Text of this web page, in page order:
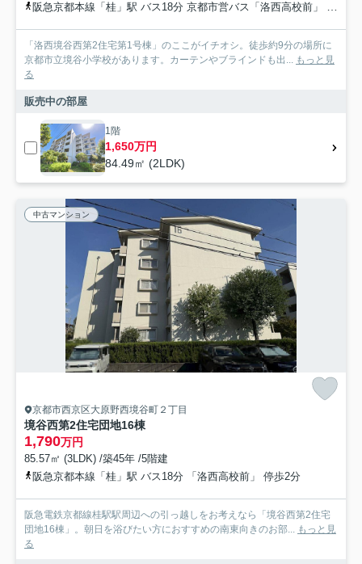
阪急京都本線「桂」駅 バス18分 京都市営バス「洛西高校前」 停歩3分
「洛西境谷西第2住宅第1号棟」のここがイチオシ。徒歩約9分の場所に
京都市立境谷小学校があります。カーテンやブラインドも出... もっと見
る
販売中の部屋
1階
1,650万円
84.49㎡ (2LDK)
中古マンション
京都市西京区大原野西境谷町２丁目
境谷西第2住宅団地16棟
1,790万円
85.57㎡ (3LDK) /築45年 /5階建
阪急京都本線「桂」駅 バス18分 「洛西高校前」 停歩2分
阪急電鉄京都線桂駅駅周辺への引っ越しをお考えなら「境谷西第2住宅
団地16棟」。朝日を浴びたい方におすすめの南東向きのお部... もっと見
る